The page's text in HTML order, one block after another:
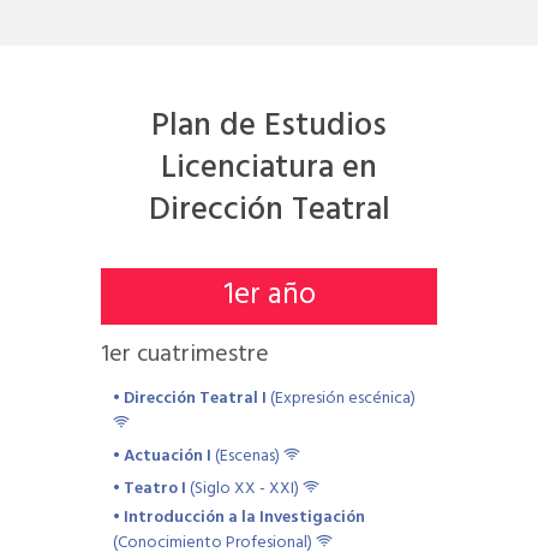
Plan de Estudios
Licenciatura en
Dirección Teatral
1er año
1er cuatrimestre
• Dirección Teatral I(Expresión escénica)
• Actuación I(Escenas)
• Teatro I(Siglo XX - XXI)
• Introducción a la Investigación
(Conocimiento Profesional)